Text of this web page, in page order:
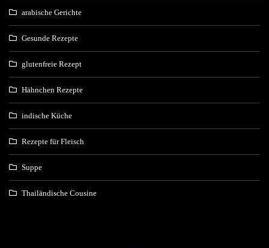
arabische Gerichte
Gesunde Rezepte
glutenfreie Rezept
Hähnchen Rezepte
indische Küche
Rezepte für Fleisch
Suppe
Thailändische Cousine